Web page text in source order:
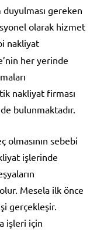
gereken
olarak hizmet
nakliyat
her yerinde
nakliyat firması
bulunmaktadır.
olmasının sebebi
işlerinde
Mesela ilk önce
gerçekleşir.
işleri için